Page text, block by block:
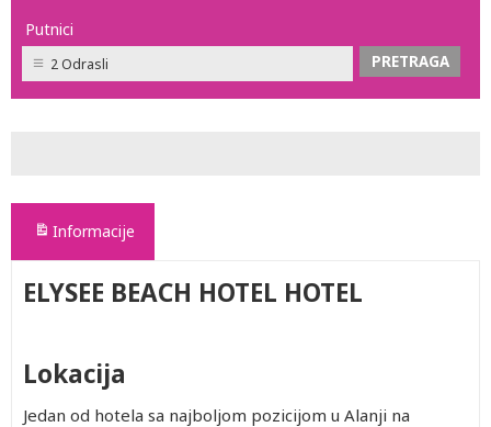
Putnici
2 Odrasli
Informacije
ELYSEE BEACH HOTEL HOTEL
Lokacija
Jedan od hotela sa najboljom pozicijom u Alanji na